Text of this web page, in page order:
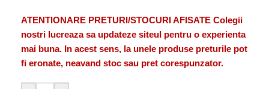
ATENTIONARE PRETURI/STOCURI AFISATE Colegii
nostri lucreaza sa updateze siteul pentru o experienta
mai buna. In acest sens, la unele produse preturile pot
fi eronate, neavand stoc sau pret corespunzator.